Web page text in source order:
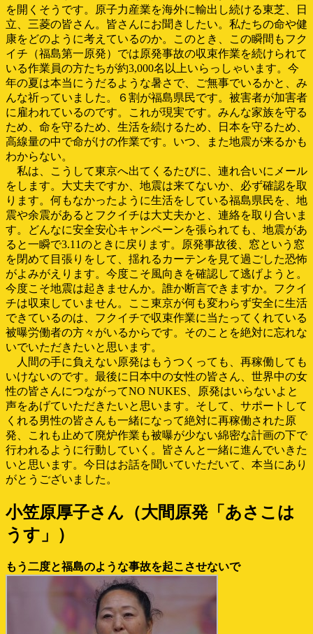
を開くそうです。原子力産業を海外に輸出し続ける東芝、日
立、三菱の皆さん。皆さんにお聞きしたい。私たちの命や健
康をどのように考えているのか。このとき、この瞬間もフク
イチ（福島第一原発）では原発事故の収束作業を続けられて
いる作業員の方たちが約3,000名以上いらっしゃいます。今
年の夏は本当にうだるような暑さで、ご無事でいるかと、み
んな祈っていました。６割が福島県民です。被害者が加害者
に雇われているのです。これが現実です。みんな家族を守る
ため、命を守るため、生活を続けるため、日本を守るため、
高線量の中で命がけの作業です。いつ、また地震が来るかも
わからない。
私は、こうして東京へ出てくるたびに、連れ合いにメール
をします。大丈夫ですか、地震は来てないか、必ず確認を取
ります。何もなかったように生活をしている福島県民を、地
震や余震があるとフクイチは大丈夫かと、連絡を取り合いま
す。どんなに安全安心キャンペーンを張られても、地震があ
ると一瞬で3.11のときに戻ります。原発事故後、窓という窓
を閉めて目張りをして、揺れるカーテンを見て過ごした恐怖
がよみがえります。今度こそ風向きを確認して逃げようと。
今度こそ地震は起きませんか。誰か断言できますか。フクイ
チは収束していません。ここ東京が何も変わらず安全に生活
できているのは、フクイチで収束作業に当たってくれている
被曝労働者の方々がいるからです。そのことを絶対に忘れな
いでいただきたいと思います。
人間の手に負えない原発はもうつくっても、再稼働しても
いけないのです。最後に日本中の女性の皆さん、世界中の女
性の皆さんにつながってNO NUKES、原発はいらないよと
声をあげていただきたいと思います。そして、サポートして
くれる男性の皆さんも一緒になって絶対に再稼働された原
発、これも止めて廃炉作業も被曝が少ない綿密な計画の下で
行われるように行動していく。皆さんと一緒に進んでいきた
いと思います。今日はお話を聞いていただいて、本当にあり
がとうございました。
小笠原厚子さん（大間原発「あさこは
うす」）
もう二度と福島のような事故を起こさせないで